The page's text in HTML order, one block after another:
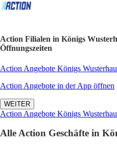
Action Filialen in Königs
Öffnungszeiten
Action Angebote Königs
Action Angebote in der App öffnen
WEITER
Action Angebote Königs
Alle Action Geschäfte in